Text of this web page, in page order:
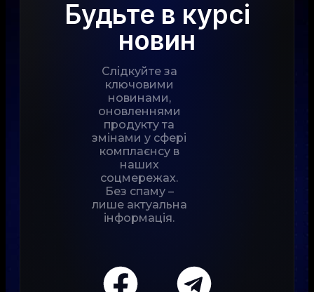
Будьте в курсі
новин
Слідкуйте за
ключовими
новинами,
оновленнями
продукту та
змінами у сфері
комплаєнсу в
наших
соцмережах.
Без спаму –
лише актуальна
інформація.